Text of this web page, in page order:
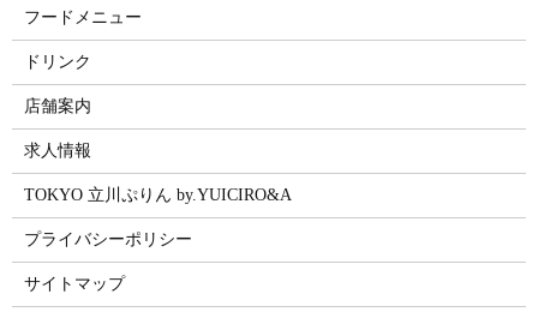
フードメニュー
ドリンク
店舗案内
求人情報
TOKYO 立川ぷりん by.YUICIRO&A
プライバシーポリシー
サイトマップ